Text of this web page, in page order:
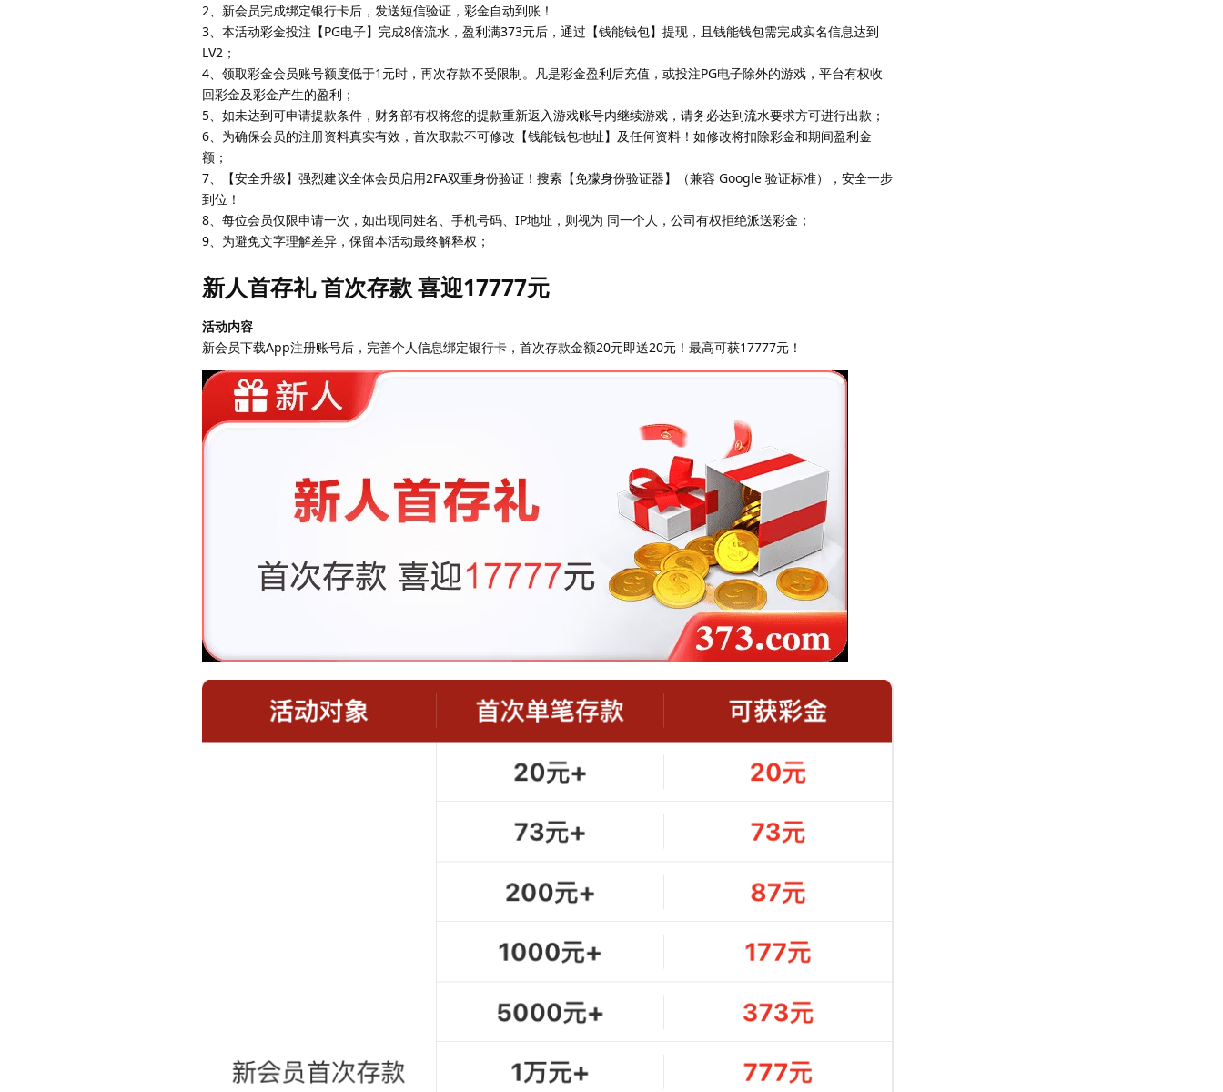
2、新会员完成绑定银行卡后，发送短信验证，彩金自动到账！
3、本活动彩金投注【PG电子】完成8倍流水，盈利满373元后，通过【钱能钱包】提现，且钱能钱包需完成实名信息达到
LV2；
4、领取彩金会员账号额度低于1元时，再次存款不受限制。凡是彩金盈利后充值，或投注PG电子除外的游戏，平台有权收
回彩金及彩金产生的盈利；
5、如未达到可申请提款条件，财务部有权将您的提款重新返入游戏账号内继续游戏，请务必达到流水要求方可进行出款；
6、为确保会员的注册资料真实有效，首次取款不可修改【钱能钱包地址】及任何资料！如修改将扣除彩金和期间盈利金
额；
7、【安全升级】强烈建议全体会员启用2FA双重身份验证！搜索【免獴身份验证器】（兼容 Google 验证标准），安全一步
到位！
8、每位会员仅限申请一次，如出现同姓名、手机号码、IP地址，则视为 同一个人，公司有权拒绝派送彩金；
9、为避免文字理解差异，保留本活动最终解释权；
新人首存礼 首次存款 喜迎17777元
活动内容
新会员下载App注册账号后，完善个人信息绑定银行卡，首次存款金额20元即送20元！最高可获17777元！